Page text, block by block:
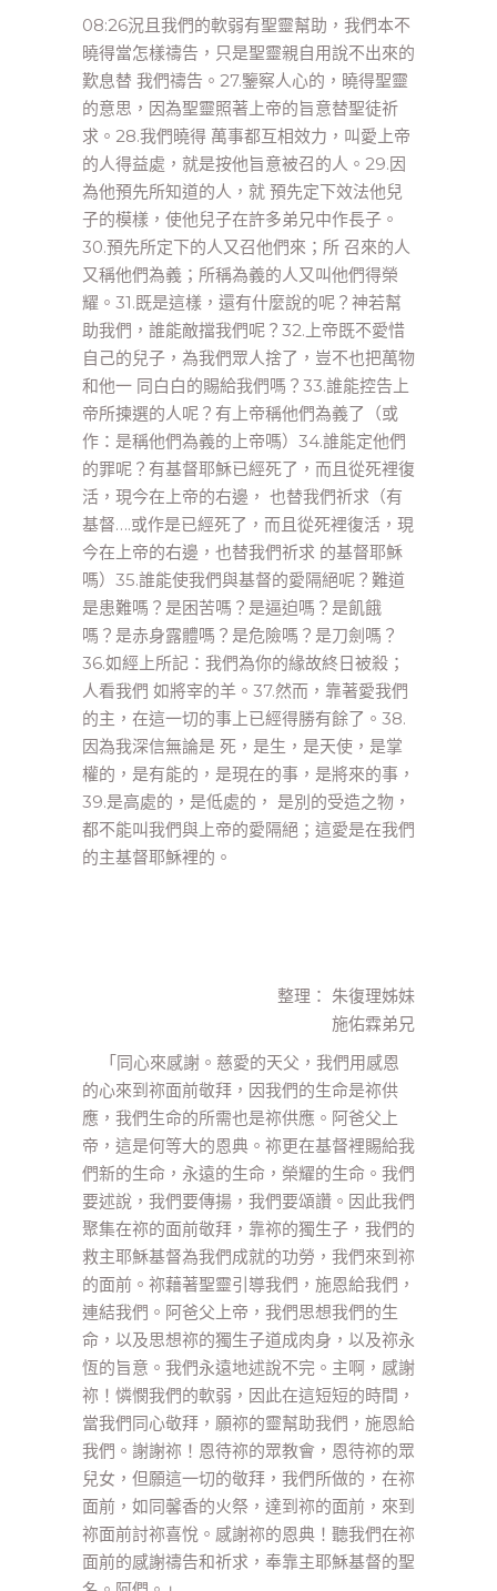
08:26況且我們的軟弱有聖靈幫助，我們本不
曉得當怎樣禱告，只是聖靈親自用說不出來的
歎息替 我們禱告。27.鑒察人心的，曉得聖靈
的意思，因為聖靈照著上帝的旨意替聖徒祈
求。28.我們曉得 萬事都互相效力，叫愛上帝
的人得益處，就是按他旨意被召的人。29.因
為他預先所知道的人，就 預先定下效法他兒
子的模樣，使他兒子在許多弟兄中作長子。
30.預先所定下的人又召他們來；所 召來的人
又稱他們為義；所稱為義的人又叫他們得榮
耀。31.既是這樣，還有什麼說的呢？神若幫
助我們，誰能敵擋我們呢？32.上帝既不愛惜
自己的兒子，為我們眾人捨了，豈不也把萬物
和他一 同白白的賜給我們嗎？33.誰能控告上
帝所揀選的人呢？有上帝稱他們為義了（或
作：是稱他們為義的上帝嗎）34.誰能定他們
的罪呢？有基督耶穌已經死了，而且從死裡復
活，現今在上帝的右邊， 也替我們祈求（有
基督….或作是已經死了，而且從死裡復活，現
今在上帝的右邊，也替我們祈求 的基督耶穌
嗎）35.誰能使我們與基督的愛隔絕呢？難道
是患難嗎？是困苦嗎？是逼迫嗎？是飢餓
嗎？是赤身露體嗎？是危險嗎？是刀劍嗎？
36.如經上所記：我們為你的緣故終日被殺；
人看我們 如將宰的羊。37.然而，靠著愛我們
的主，在這一切的事上已經得勝有餘了。38.
因為我深信無論是 死，是生，是天使，是掌
權的，是有能的，是現在的事，是將來的事，
39.是高處的，是低處的， 是別的受造之物，
都不能叫我們與上帝的愛隔絕；這愛是在我們
的主基督耶穌裡的。
整理： 朱復理姊妹
施佑霖弟兄
「同心來感謝。慈愛的天父，我們用感恩
的心來到祢面前敬拜，因我們的生命是祢供
應，我們生命的所需也是祢供應。阿爸父上
帝，這是何等大的恩典。祢更在基督裡賜給我
們新的生命，永遠的生命，榮耀的生命。我們
要述說，我們要傳揚，我們要頌讚。因此我們
聚集在祢的面前敬拜，靠祢的獨生子，我們的
救主耶穌基督為我們成就的功勞，我們來到祢
的面前。祢藉著聖靈引導我們，施恩給我們，
連結我們。阿爸父上帝，我們思想我們的生
命，以及思想祢的獨生子道成肉身，以及祢永
恆的旨意。我們永遠地述說不完。主啊，感謝
祢！憐憫我們的軟弱，因此在這短短的時間，
當我們同心敬拜，願祢的靈幫助我們，施恩給
我們。謝謝祢！恩待祢的眾教會，恩待祢的眾
兒女，但願這一切的敬拜，我們所做的，在祢
面前，如同馨香的火祭，達到祢的面前，來到
祢面前討祢喜悅。感謝祢的恩典！聽我們在祢
面前的感謝禱告和祈求，奉靠主耶穌基督的聖